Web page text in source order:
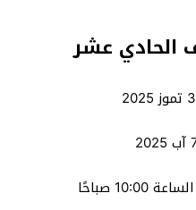
الحادي عشر
10:00 صباحًا